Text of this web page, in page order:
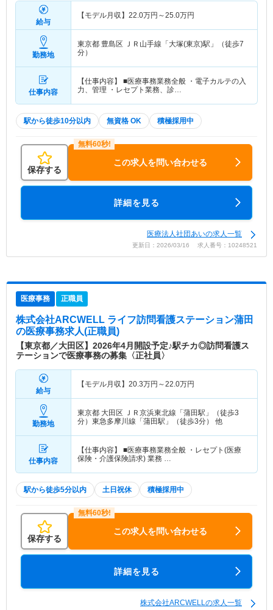
給与
【モデル月収】 22.0万円～25.0万円
勤務地
東京都 豊島区 ＪＲ山手線「大塚(東京)駅」（徒歩7
分）
仕事内容
【仕事内容】 ■医療事務業務全般 ・電子カルテの入
力、管理 ・レセプト業務、診…
駅から徒歩10分以内 無資格 OK 積極採用中
保存する
この求人を問い合わせる
詳細を見る
医療法人社団あいの求人一覧
更新日：2026/03/16 求人番号：10248521
医療事務 正職員
株式会社ARCWELL ライフ訪問看護ステーション蒲田
の医療事務求人(正職員)
【東京都／大田区】2026年4月開設予定♪駅チカ◎訪問看護ス
テーションで医療事務の募集〈正社員〉
給与
【モデル月収】 20.3万円～22.0万円
勤務地
東京都 大田区 ＪＲ京浜東北線「蒲田駅」（徒歩3
分）東急多摩川線「蒲田駅」（徒歩3分） 他
仕事内容
【仕事内容】 ■医療事務業務全般 ・レセプト(医療
保険・介護保険請求) 業務 …
駅から徒歩5分以内 土日祝休 積極採用中
保存する
この求人を問い合わせる
詳細を見る
株式会社ARCWELLの求人一覧